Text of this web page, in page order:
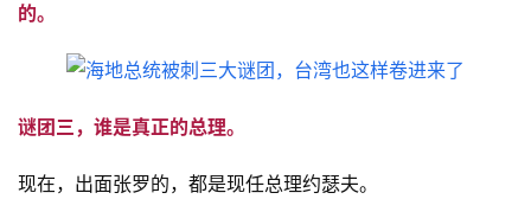
的。
谜团三，谁是真正的总理。
现在，出面张罗的，都是现任总理约瑟夫。